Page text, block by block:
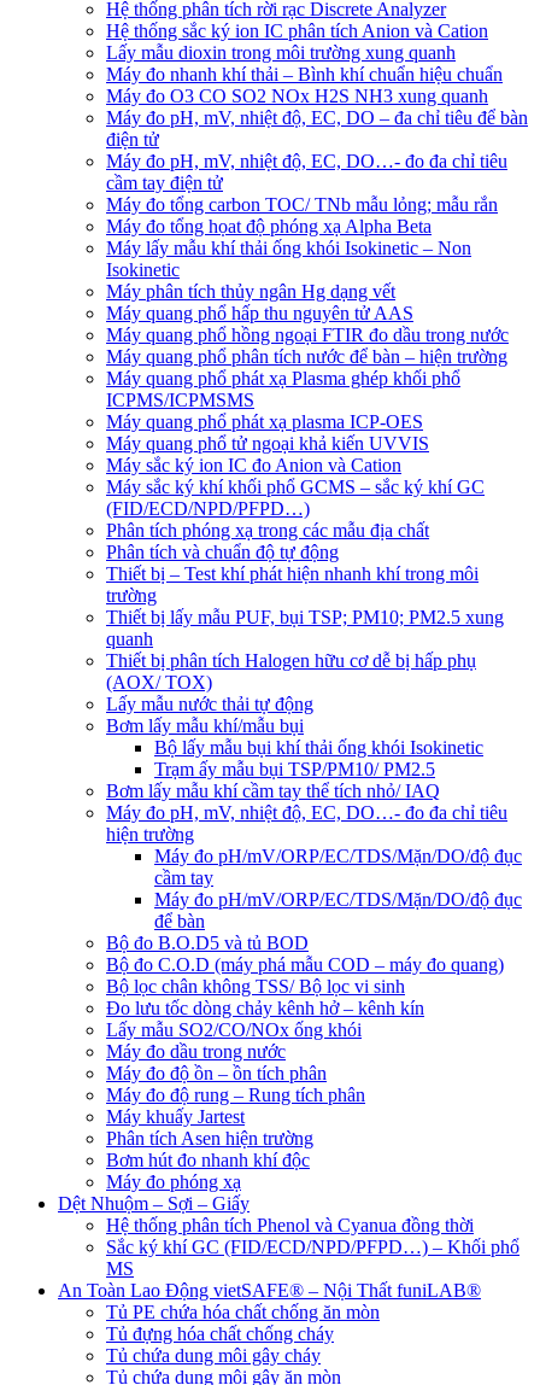
Hệ thống phân tích rời rạc Discrete Analyzer
Hệ thống sắc ký ion IC phân tích Anion và Cation
Lấy mẫu dioxin trong môi trường xung quanh
Máy đo nhanh khí thải – Bình khí chuẩn hiệu chuẩn
Máy đo O3 CO SO2 NOx H2S NH3 xung quanh
Máy đo pH, mV, nhiệt độ, EC, DO – đa chỉ tiêu để bàn
điện tử
Máy đo pH, mV, nhiệt độ, EC, DO…- đo đa chỉ tiêu
cầm tay điện tử
Máy đo tổng carbon TOC/ TNb mẫu lỏng; mẫu rắn
Máy đo tổng họat độ phóng xạ Alpha Beta
Máy lấy mẫu khí thải ống khói Isokinetic – Non
Isokinetic
Máy phân tích thủy ngân Hg dạng vết
Máy quang phổ hấp thu nguyên tử AAS
Máy quang phổ hồng ngoại FTIR đo dầu trong nước
Máy quang phổ phân tích nước để bàn – hiện trường
Máy quang phổ phát xạ Plasma ghép khối phổ
ICPMS/ICPMSMS
Máy quang phổ phát xạ plasma ICP-OES
Máy quang phổ tử ngoại khả kiến UVVIS
Máy sắc ký ion IC đo Anion và Cation
Máy sắc ký khí khối phổ GCMS – sắc ký khí GC
(FID/ECD/NPD/PFPD…)
Phân tích phóng xạ trong các mẫu địa chất
Phân tích và chuẩn độ tự động
Thiết bị – Test khí phát hiện nhanh khí trong môi
trường
Thiết bị lấy mẫu PUF, bụi TSP; PM10; PM2.5 xung
quanh
Thiết bị phân tích Halogen hữu cơ dễ bị hấp phụ
(AOX/ TOX)
Lấy mẫu nước thải tự động
Bơm lấy mẫu khí/mẫu bụi
Bộ lấy mẫu bụi khí thải ống khói Isokinetic
Trạm ấy mẫu bụi TSP/PM10/ PM2.5
Bơm lấy mẫu khí cầm tay thể tích nhỏ/ IAQ
Máy đo pH, mV, nhiệt độ, EC, DO…- đo đa chỉ tiêu
hiện trường
Máy đo pH/mV/ORP/EC/TDS/Mặn/DO/độ đục
cầm tay
Máy đo pH/mV/ORP/EC/TDS/Mặn/DO/độ đục
để bàn
Bộ đo B.O.D5 và tủ BOD
Bộ đo C.O.D (máy phá mẫu COD – máy đo quang)
Bộ lọc chân không TSS/ Bộ lọc vi sinh
Đo lưu tốc dòng chảy kênh hở – kênh kín
Lấy mẫu SO2/CO/NOx ống khói
Máy đo dầu trong nước
Máy đo độ ồn – ồn tích phân
Máy đo độ rung – Rung tích phân
Máy khuấy Jartest
Phân tích Asen hiện trường
Bơm hút đo nhanh khí độc
Máy đo phóng xạ
Dệt Nhuộm – Sợi – Giấy
Hệ thống phân tích Phenol và Cyanua đồng thời
Sắc ký khí GC (FID/ECD/NPD/PFPD…) – Khối phổ
MS
An Toàn Lao Động vietSAFE® – Nội Thất funiLAB®
Tủ PE chứa hóa chất chống ăn mòn
Tủ đựng hóa chất chống cháy
Tủ chứa dung môi gây cháy
Tủ chứa dung môi gây ăn mòn